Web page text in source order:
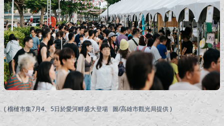
( 榴槤市集7月4、5日於愛河畔盛大登場 圖/高雄市觀光局提供 )